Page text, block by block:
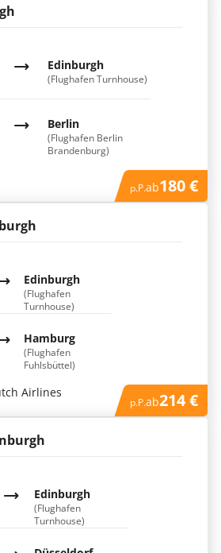
Edinburgh
(Flughafen Turnhouse)
Berlin
(Flughafen Berlin
Brandenburg)
p.P.ab180 €
Edinburgh
(Flughafen
Turnhouse)
Hamburg
(Flughafen
Fuhlsbüttel)
Airlines
p.P.ab214 €
Edinburgh
(Flughafen
Turnhouse)